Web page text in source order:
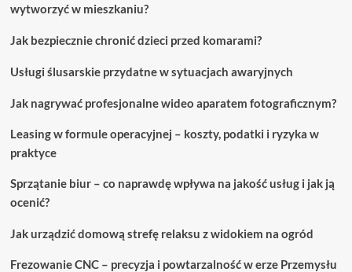
wytworzyć w mieszkaniu?
Jak bezpiecznie chronić dzieci przed komarami?
Usługi ślusarskie przydatne w sytuacjach awaryjnych
Jak nagrywać profesjonalne wideo aparatem fotograficznym?
Leasing w formule operacyjnej – koszty, podatki i ryzyka w
praktyce
Sprzątanie biur – co naprawdę wpływa na jakość usług i jak ją
ocenić?
Jak urządzić domową strefę relaksu z widokiem na ogród
Frezowanie CNC – precyzja i powtarzalność w erze Przemysłu